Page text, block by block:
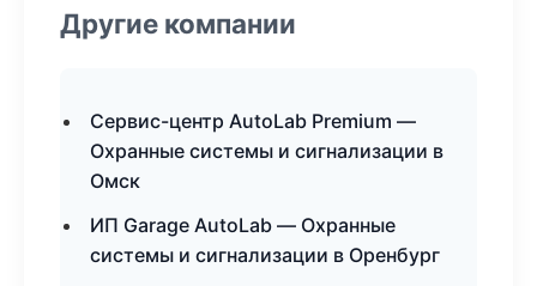
Другие компании
Сервис-центр AutoLab Premium —
Охранные системы и сигнализации в
Омск
ИП Garage AutoLab — Охранные
системы и сигнализации в Оренбург